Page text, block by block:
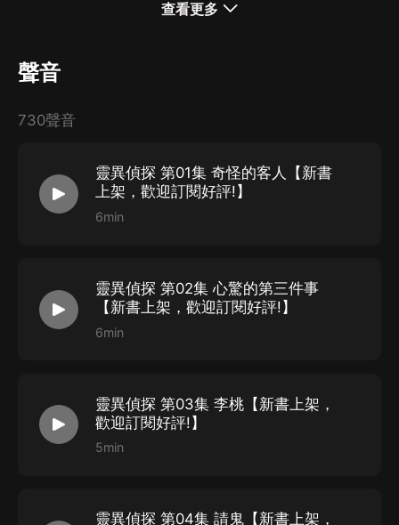
查看更多
聲音
730聲音
靈異偵探 第01集 奇怪的客人【新書
上架，歡迎訂閱好評!】
6min
靈異偵探 第02集 心驚的第三件事
【新書上架，歡迎訂閱好評!】
6min
靈異偵探 第03集 李桃【新書上架，
歡迎訂閱好評!】
5min
靈異偵探 第04集 請鬼【新書上架，